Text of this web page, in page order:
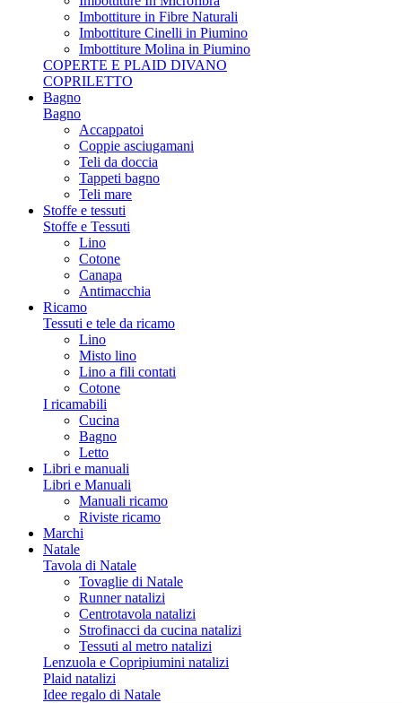
Imbottiture in Fibre Naturali
Imbottiture Cinelli in Piumino
Imbottiture Molina in Piumino
COPERTE E PLAID DIVANO
COPRILETTO
Bagno
Bagno
Accappatoi
Coppie asciugamani
Teli da doccia
Tappeti bagno
Teli mare
Stoffe e tessuti
Stoffe e Tessuti
Lino
Cotone
Canapa
Antimacchia
Ricamo
Tessuti e tele da ricamo
Lino
Misto lino
Lino a fili contati
Cotone
I ricamabili
Cucina
Bagno
Letto
Libri e manuali
Libri e Manuali
Manuali ricamo
Riviste ricamo
Marchi
Natale
Tavola di Natale
Tovaglie di Natale
Runner natalizi
Centrotavola natalizi
Strofinacci da cucina natalizi
Tessuti al metro natalizi
Lenzuola e Copripiumini natalizi
Plaid natalizi
Idee regalo di Natale